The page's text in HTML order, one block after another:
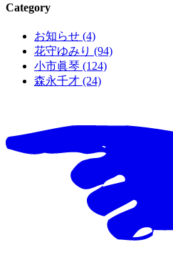
Category
お知らせ (4)
花守ゆみり (94)
小市眞琴 (124)
森永千才 (24)